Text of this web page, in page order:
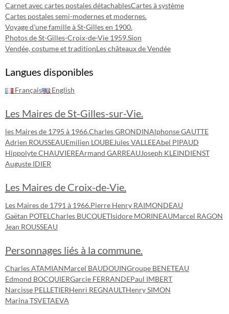
Carnet avec cartes postales détachablesCartes à système
Cartes postales semi-modernes et modernes.
Voyage d'une famille à St-Gilles en 1900.
Photos de St-Gilles-Croix-de-Vie 1959.Sion
Vendée, costume et traditionLes châteaux de Vendée
Langues disponibles
Français English
Les Maires de St-Gilles-sur-Vie.
les Maires de 1795 à 1966.Charles GRONDINAlphonse GAUTTE
Adrien ROUSSEAUEmilien LOUBEJules VALLEEAbel PIPAUD
Hippolyte CHAUVIEREArmand GARREAUJoseph KLEINDIENST
Auguste IDIER
Les Maires de Croix-de-Vie.
Les Maires de 1791 à 1966.Pierre Henry RAIMONDEAU
Gaëtan POTEL Charles BUCQUETIsidore MORINEAUMarcel RAGON
Jean ROUSSEAU
Personnages liés à la commune.
Charles ATAMIANMarcel BAUDOUINGroupe BENETEAU
Edmond BOCQUIERGarcie FERRANDEPaul IMBERT
Narcisse PELLETIERHenri REGNAULTHenry SIMON
Marina TSVETAEVA